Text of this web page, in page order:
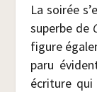
La soi­rée
superbe de
figure
paru
écri­ture